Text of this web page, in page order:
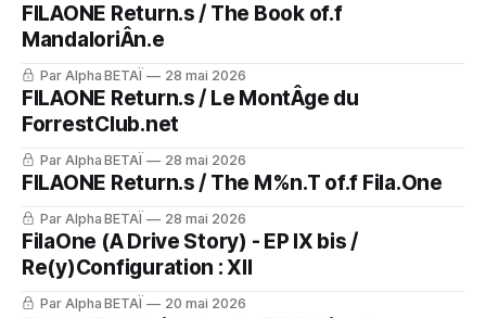
FILAONE Return.s / The Book of.f
MandaloriÂn.e
Par Alpha BETAÏ 28 mai 2026
FILAONE Return.s / Le MontÂge du
ForrestClub.net
Par Alpha BETAÏ 28 mai 2026
FILAONE Return.s / The M%n.T of.f Fila.One
Par Alpha BETAÏ 28 mai 2026
FilaOne (A Drive Story) - EP IX bis /
Re(y)Configuration : XII
Par Alpha BETAÏ 20 mai 2026